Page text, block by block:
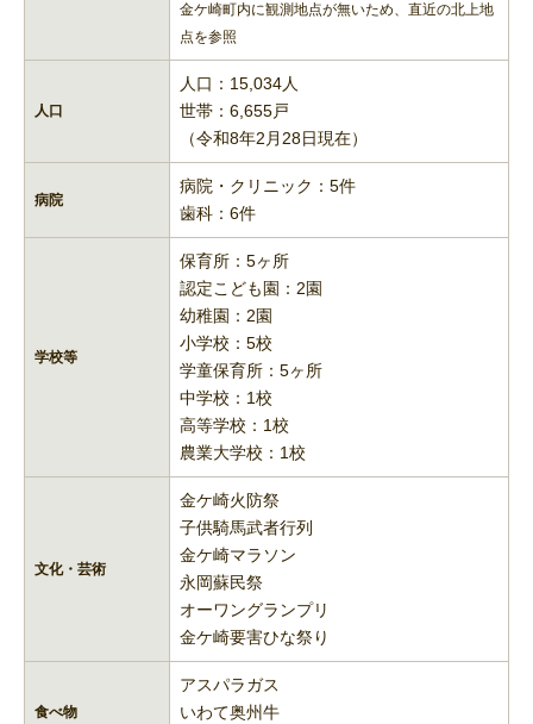
金ケ崎町内に観測地点が無いため、直近の北上地
点を参照
人口
人口：15,034人
世帯：6,655戸
（令和8年2月28日現在）
病院
病院・クリニック：5件
歯科：6件
学校等
保育所：5ヶ所
認定こども園：2園
幼稚園：2園
小学校：5校
学童保育所：5ヶ所
中学校：1校
高等学校：1校
農業大学校：1校
文化・芸術
金ケ崎火防祭
子供騎馬武者行列
金ケ崎マラソン
永岡蘇民祭
オーワングランプリ
金ケ崎要害ひな祭り
食べ物
アスパラガス
いわて奥州牛